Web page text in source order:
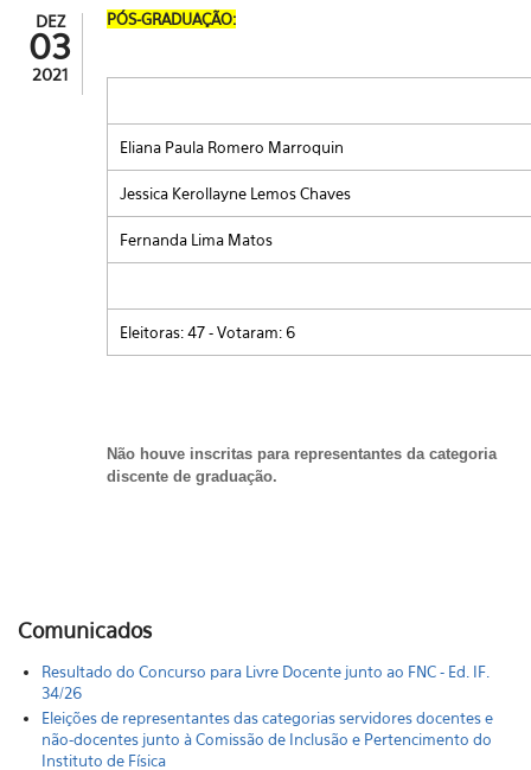
DEZ
03
2021
PÓS-GRADUAÇÃO:
Eliana Paula Romero Marroquin
Jessica Kerollayne Lemos Chaves
Fernanda Lima Matos
Eleitoras: 47 - Votaram: 6
Não houve inscritas para representantes da categoria
discente de graduação.
Comunicados
Resultado do Concurso para Livre Docente junto ao FNC - Ed. IF.
34/26
Eleições de representantes das categorias servidores docentes e
não-docentes junto à Comissão de Inclusão e Pertencimento do
Instituto de Física